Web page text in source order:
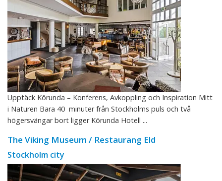
Upptäck Körunda – Konferens, Avkoppling och Inspiration Mitt
i Naturen Bara 40 minuter från Stockholms puls och två
högersvängar bort ligger Körunda Hotell ...
The Viking Museum / Restaurang Eld
Stockholm city